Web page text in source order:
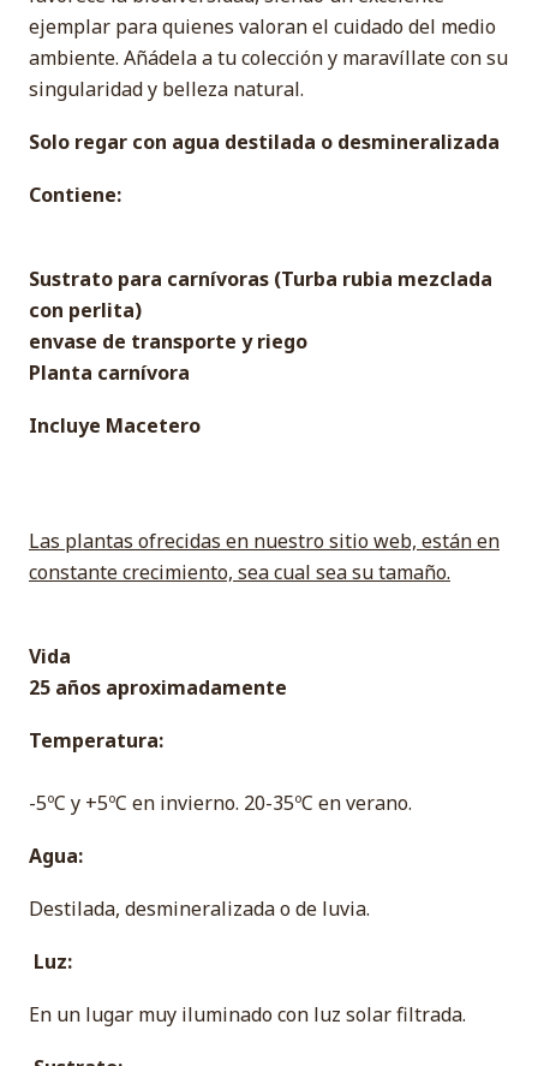
ejemplar para quienes valoran el cuidado del medio
ambiente. Añádela a tu colección y maravíllate con su
singularidad y belleza natural.
Solo regar con agua destilada o desmineralizada
Contiene:
Sustrato para carnívoras (Turba rubia mezclada
con perlita)
envase de transporte y riego
Planta carnívora
Incluye Macetero
Las plantas ofrecidas en nuestro sitio web, están en
constante crecimiento, sea cual sea su tamaño.
Vida
25 años aproximadamente
Temperatura:
-5ºC y +5ºC en invierno. 20-35ºC en verano.
Agua:
Destilada, desmineralizada o de luvia.
Luz:
En un lugar muy iluminado con luz solar filtrada.